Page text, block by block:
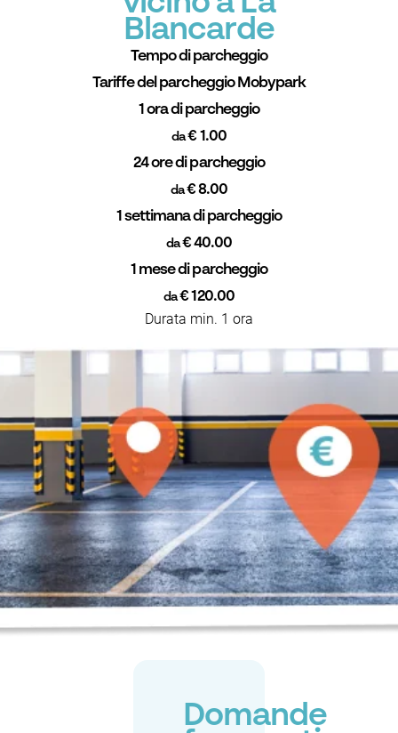
Blancarde
Tempo di parcheggio
Tariffe del parcheggio Mobypark
1 ora di parcheggio
da€ 1.00
24 ore di parcheggio
da€ 8.00
1 settimana di parcheggio
da€ 40.00
1 mese di parcheggio
da€ 120.00
Durata min. 1 ora
Domande